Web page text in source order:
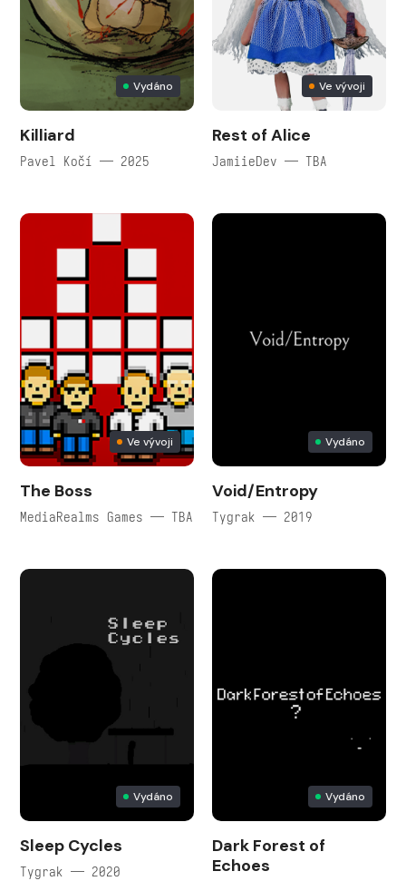
Vydáno
Killiard
Pavel Kočí — 2025
Ve vývoji
Rest of Alice
JamiieDev — TBA
Ve vývoji
The Boss
MediaRealms Games — TBA
Vydáno
Void/Entropy
Tygrak — 2019
Vydáno
Sleep Cycles
Tygrak — 2020
Vydáno
Dark Forest of
Echoes